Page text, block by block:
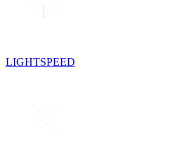
LIGHTSPEED